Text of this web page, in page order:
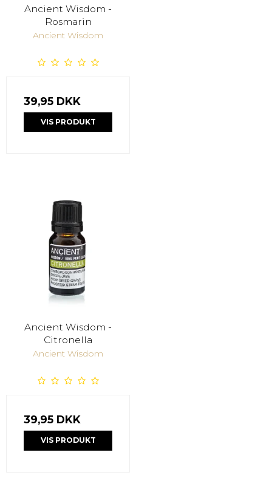
Ancient Wisdom -
Rosmarin
Ancient Wisdom
39,95 DKK
VIS PRODUKT
Ancient Wisdom -
Citronella
Ancient Wisdom
39,95 DKK
VIS PRODUKT